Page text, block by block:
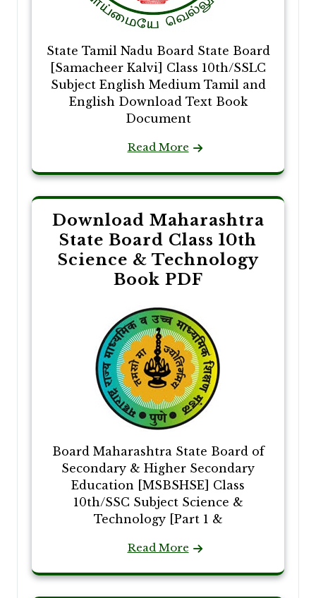
State Tamil Nadu Board State Board
[Samacheer Kalvi] Class 10th/SSLC
Subject English Medium Tamil and
English Download Text Book
Document
Read More
Download Maharashtra
State Board Class 10th
Science & Technology
Book PDF
Board Maharashtra State Board of
Secondary & Higher Secondary
Education [MSBSHSE] Class
10th/SSC Subject Science &
Technology [Part 1 &
Read More